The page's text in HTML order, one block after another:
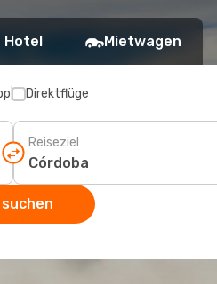
Hotel Mietwagen
Direktflüge
Reiseziel